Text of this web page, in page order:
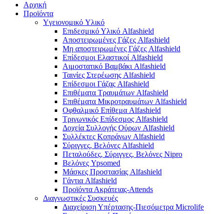
Αρχική
Προϊόντα
Yγειονομικό Yλικό
Επιδεσμικό Υλικό Alfashield
Αποστειρωμένες Γάζες Alfashield
Μη αποστειρωμένες Γάζες Alfashield
Επίδεσμοι Ελαστικοί Alfashield
Αιμοστατικό Βαμβάκι Alfashield
Ταινίες Στερέωσης Alfashield
Επίδεσμοι Γάζας Alfashield
Επιθέματα Τραυμάτων Alfashield
Επιθέματα Μικροτραυμάτων Alfashield
Οφθαλμικό Eπίθεμα Alfashield
Τριγωνικός Επίδεσμος Alfashield
Δοχεία Συλλογής Ούρων Alfashield
Συλλέκτες Κοπράνων Alfashield
Σύριγγες, Βελόνες Alfashield
Πεταλούδες, Σύριγγες, Βελόνες Nipro
Βελόνες Ypsomed
Μάσκες Προστασίας Alfashield
Γάντια Alfashield
Προϊόντα Ακράτειας-Attends
Διαγνωστικές Συσκευές
Διαχείριση Υπέρτασης-Πιεσόμετρα Microlife